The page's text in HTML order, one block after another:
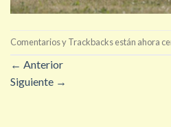
Comentarios y Trackbacks están ahora
← Anterior
Siguiente →